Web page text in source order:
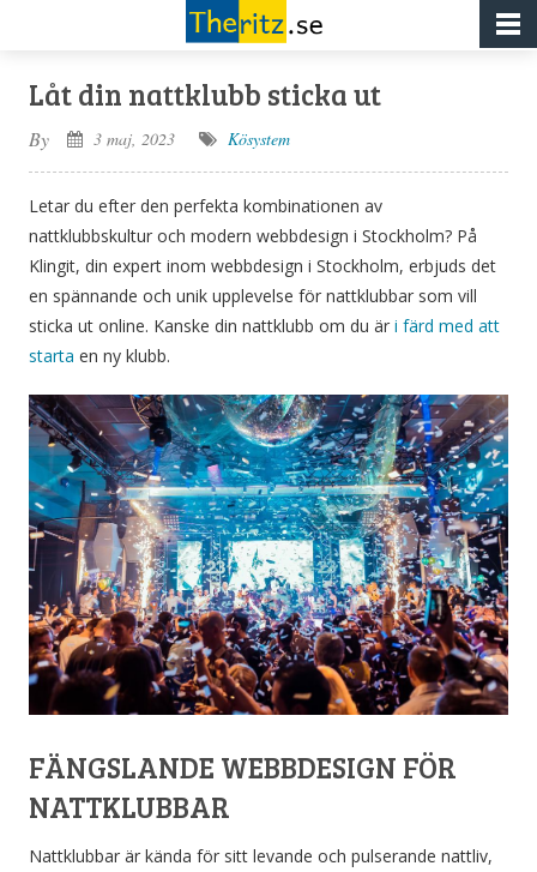
Låt din nattklubb sticka ut
By 3 maj, 2023 Kösystem
Letar du efter den perfekta kombinationen av
nattklubbskultur och modern webbdesign i Stockholm? På
Klingit, din expert inom webbdesign i Stockholm, erbjuds det
en spännande och unik upplevelse för nattklubbar som vill
sticka ut online. Kanske din nattklubb om du är i färd med att
starta en ny klubb.
FÄNGSLANDE WEBBDESIGN FÖR
NATTKLUBBAR
Nattklubbar är kända för sitt levande och pulserande nattliv,